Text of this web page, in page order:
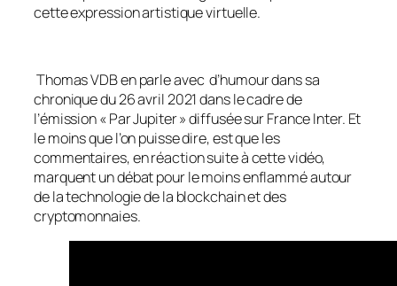
cette expression artistique virtuelle.
Thomas VDB en parle avec d’humour dans sa
chronique du 26 avril 2021 dans le cadre de
l’émission « Par Jupiter » diffusée sur France Inter. Et
le moins que l’on puisse dire, est que les
commentaires, en réaction suite à cette vidéo,
marquent un débat pour le moins enflammé autour
de la technologie de la blockchain et des
cryptomonnaies.